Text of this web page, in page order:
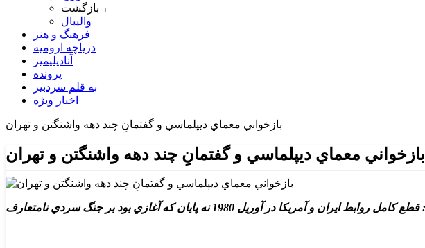
بازگشت ←
والیبال
فرهنگ و هنر
دریاچه ارومیه
آنادیلیمیز
پرونده
به قلم سردبیر
اخبار ویژه
بازخواني معماي ديپلماسي و گفتمانِ چند دهه واشنگتن و تهران
بازخواني معماي ديپلماسي و گفتمانِ چند دهه واشنگتن و تهران